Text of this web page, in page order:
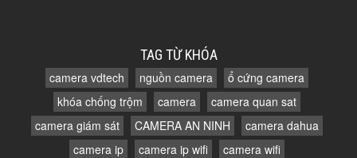
TAG TỪ KHÓA
camera vdtech nguồn camera
ổ cứng camera
khóa chống trộm
camera
camera quan sat
camera giám sát
CAMERA AN NINH
camera dahua
camera ip
camera ip wifi camera wifi